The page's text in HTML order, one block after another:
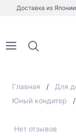
Доставка из
Главная Для
Юный кондитер
Нет отзывов